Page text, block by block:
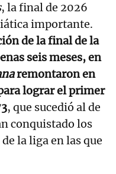
, la final de 2026
importante.
de la final de la
seis meses, en
remontaron en
lograr el primer
, que sucedió al de
conquistado los
la liga en las que